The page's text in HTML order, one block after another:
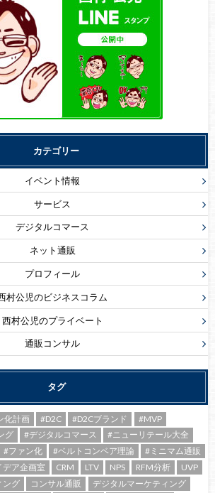
カテゴリー
イベント情報
サービス
デジタルコマース
ネット通販
プロフィール
村公児のビジネスコラム
西村公児のプライベート
通販コンサル
タグ
化計画 #D2C #D2Cブランド
#MVP
グ
#デジタルコマース
#ニューリテール大全
#ファン化 #ベルトコンベア理論
#ミニマム通販
ア企画室 CRM LTV NPS RFM分析
UVP
ング
コンサル通販 デジタルマーケティング